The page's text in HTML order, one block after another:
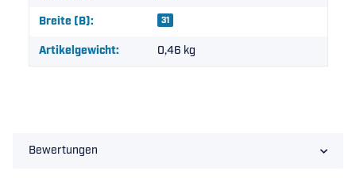
Breite (B): 31
Artikelgewicht: 0,46 kg
Bewertungen